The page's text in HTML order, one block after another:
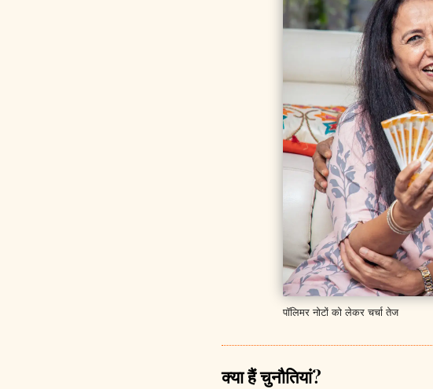
पॉलिमर नोटों को लेकर चर्चा तेज
क्या हैं चुनौतियां?